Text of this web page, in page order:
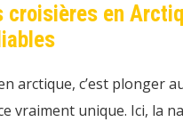
croisières en
arctique, c’est plonger
vraiment unique. Ici, la